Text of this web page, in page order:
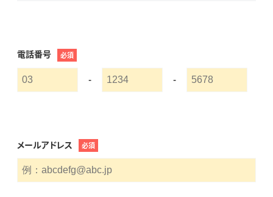
電話番号 必須
- -
メールアドレス 必須